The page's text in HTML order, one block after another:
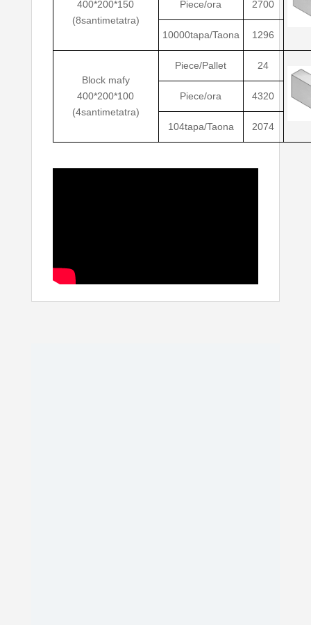
400*200*150
(8santimetatra)
Piece/ora 2700
10000tapa/Taona 1296
Block mafy
400*200*100
(4santimetatra)
Piece/Pallet 24
Piece/ora 4320
104tapa/Taona 2074